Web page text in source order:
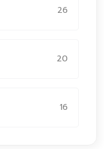
26
20
16